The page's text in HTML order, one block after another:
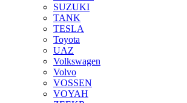
SUZUKI
TANK
TESLA
Toyota
UAZ
Volkswagen
Volvo
VOSSEN
VOYAH